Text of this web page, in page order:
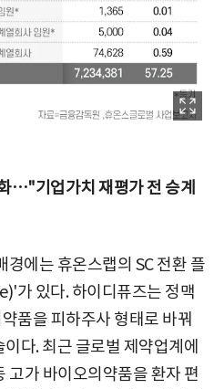
…"기업가치 재평가 전 승계
경에는 휴온스랩의 SC 전환 플
가 있다. 하이디퓨즈는 정맥
품을 피하주사 형태로 바꿔
다. 최근 글로벌 제약업계에
고가 바이오의약품을 환자 편